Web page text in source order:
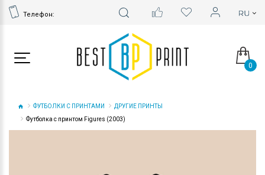
Телефон:
0
ФУТБОЛКИ С ПРИНТАМИ
ДРУГИЕ ПРИНТЫ
Футболка с принтом Figures (2003)